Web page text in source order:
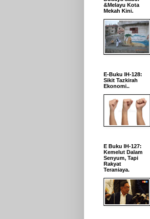
&Melayu Kota
Mekah Kini.
E-Buku IH-128:
Sikit Tazkirah
Ekonomi..
E Buku IH-127:
Kemelut Dalam
Senyum, Tapi
Rakyat
Teraniaya.